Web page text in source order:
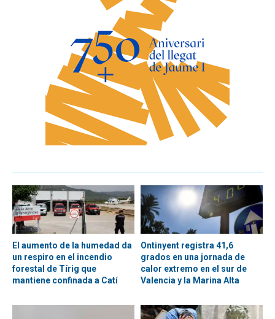
El aumento de la humedad da
un respiro en el incendio
forestal de Tírig que
mantiene confinada a Catí
Ontinyent registra 41,6
grados en una jornada de
calor extremo en el sur de
Valencia y la Marina Alta